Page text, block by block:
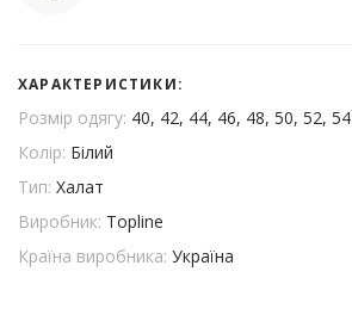
ХАРАКТЕРИСТИКИ:
Розмір одягу: 40, 42, 44, 46, 48, 50, 52, 54
Колір: Білий
Тип: Халат
Виробник: Topline
Країна виробника: Україна